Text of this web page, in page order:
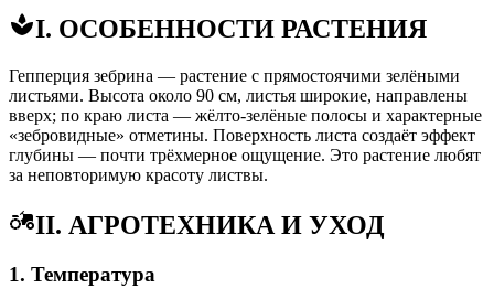
I. ОСОБЕННОСТИ РАСТЕНИЯ
Гепперция зебрина — растение с прямостоячими зелёными
листьями. Высота около 90 см, листья широкие, направлены
вверх; по краю листа — жёлто-зелёные полосы и характерные
«зебровидные» отметины. Поверхность листа создаёт эффект
глубины — почти трёхмерное ощущение. Это растение любят
за неповторимую красоту листвы.
II. АГРОТЕХНИКА И УХОД
1. Температура